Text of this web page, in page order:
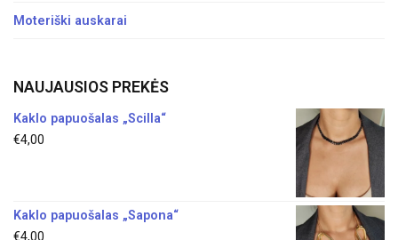
Moteriški auskarai
NAUJAUSIOS PREKĖS
Kaklo papuošalas „Scilla“
€4,00
Kaklo papuošalas „Sapona“
€4,00